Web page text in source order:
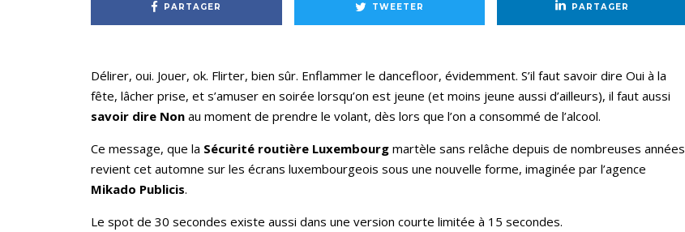
PARTAGER TWEETER PARTAGER
Délirer, oui. Jouer, ok. Flirter, bien sûr. Enflammer le dancefloor, évidemment. S’il faut savoir dire Oui à la
fête, lâcher prise, et s’amuser en soirée lorsqu’on est jeune (et moins jeune aussi d’ailleurs), il faut aussi
savoir dire Non au moment de prendre le volant, dès lors que l’on a consommé de l’alcool.
Ce message, que la Sécurité routière Luxembourg martèle sans relâche depuis de nombreuses années
revient cet automne sur les écrans luxembourgeois sous une nouvelle forme, imaginée par l’agence
Mikado Publicis.
Le spot de 30 secondes existe aussi dans une version courte limitée à 15 secondes.